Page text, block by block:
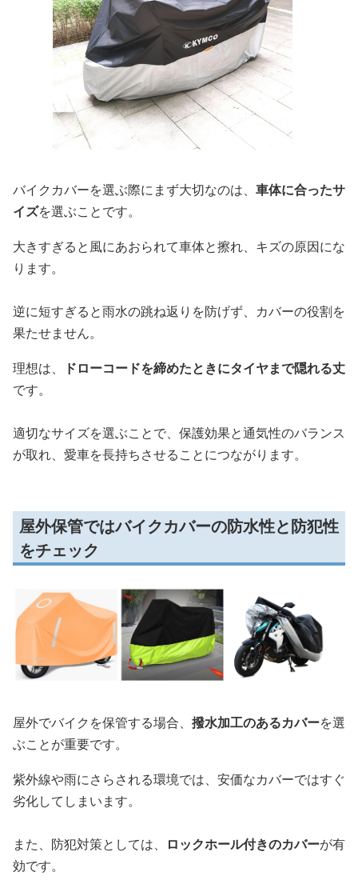
バイクカバーを選ぶ際にまず大切なのは、 車体に合ったサ
イズを選ぶことです。
大きすぎると風にあおられて車体と擦れ、キズの原因にな
ります。
逆に短すぎると雨水の跳ね返りを防げず、カバーの役割を
果たせません。
理想は、
ドローコードを締めたときにタイヤまで隠れる丈
です。
適切なサイズを選ぶことで、保護効果と通気性のバランス
が取れ、愛車を長持ちさせることにつながります。
屋外保管ではバイクカバーの防水性と防犯性
をチェック
屋外でバイクを保管する場合、 撥水加工のあるカバーを選
ぶことが重要です。
紫外線や雨にさらされる環境では、安価なカバーではすぐ
劣化してしまいます。
また、防犯対策としては、 ロックホール付きのカバーが有
効です。